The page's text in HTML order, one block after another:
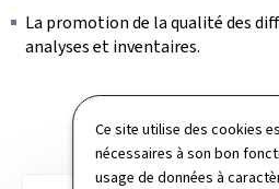
Ce site utilise des cookies
nécessaires à son bon
usage de données à
La promotion de la qualité des
analyses et inventaires.